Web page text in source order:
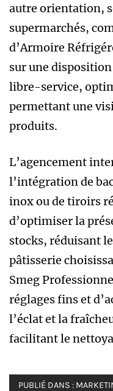
autre orientation,
supermarchés,
d’Armoire
sur une
libre-service,
permettant une
produits.
L’agencement
l’intégration de
inox ou de tiroirs
d’optimiser la
stocks, réduisant
pâtisserie
Smeg
réglages fins et
l’éclat et la
facilitant le
PUBLIÉ DANS :